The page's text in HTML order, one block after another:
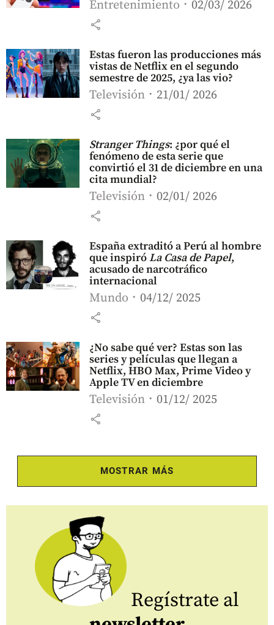
Entretenimiento 02/03/ 2026
share
Estas fueron las producciones más
vistas de Netflix en el segundo
semestre de 2025, ¿ya las vio?
Televisión 21/01/ 2026
share
Stranger Things: ¿por qué el
fenómeno de esta serie que
convirtió el 31 de diciembre en una
cita mundial?
Televisión 02/01/ 2026
share
España extraditó a Perú al hombre
que inspiróLa Casa de Papel,
acusado de narcotráfico
internacional
Mundo 04/12/ 2025
share
¿No sabe qué ver? Estas son las
series y películas que llegan a
Netflix, HBO Max, Prime Video y
Apple TV en diciembre
Televisión 01/12/ 2025
share
MOSTRAR MÁS
Regístrate al